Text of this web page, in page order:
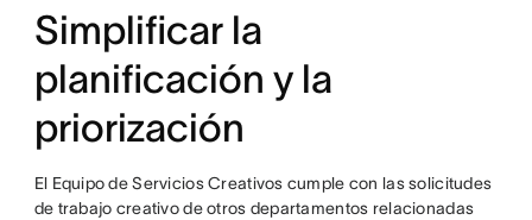
Simplificar la
planificación y la
priorización
El Equipo de Servicios Creativos cumple con las solicitudes
de trabajo creativo de otros departamentos relacionadas